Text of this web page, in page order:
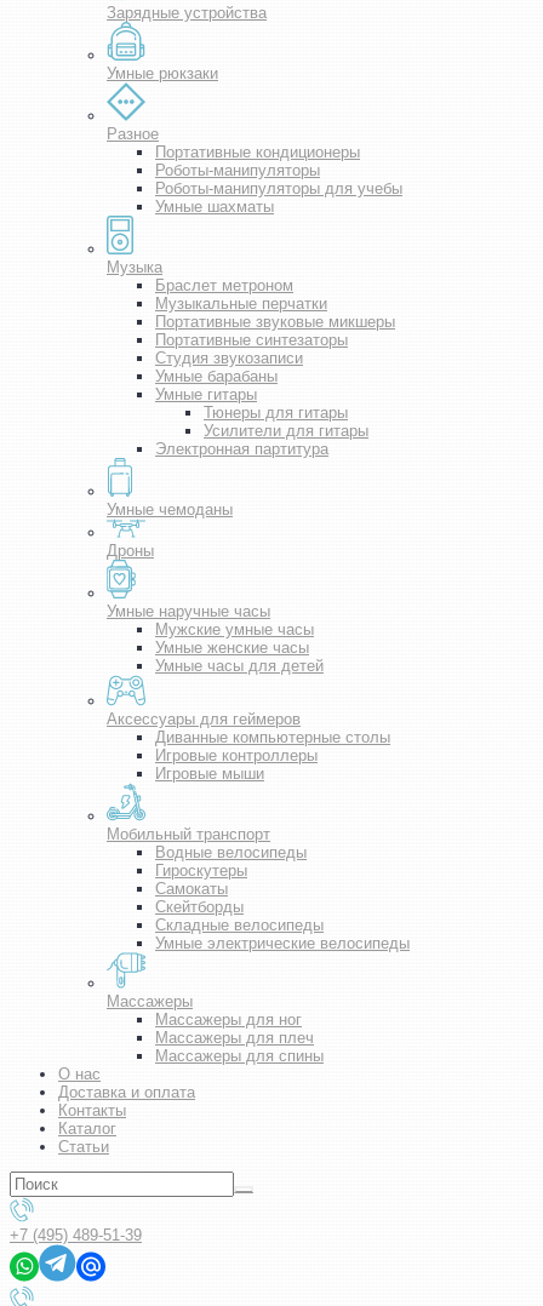
Зарядные устройства
Умные рюкзаки
Разное
Портативные кондиционеры
Роботы-манипуляторы
Роботы-манипуляторы для учебы
Умные шахматы
Музыка
Браслет метроном
Музыкальные перчатки
Портативные звуковые микшеры
Портативные синтезаторы
Студия звукозаписи
Умные барабаны
Умные гитары
Тюнеры для гитары
Усилители для гитары
Электронная партитура
Умные чемоданы
Дроны
Умные наручные часы
Мужские умные часы
Умные женские часы
Умные часы для детей
Аксессуары для геймеров
Диванные компьютерные столы
Игровые контроллеры
Игровые мыши
Мобильный транспорт
Водные велосипеды
Гироскутеры
Самокаты
Скейтборды
Складные велосипеды
Умные электрические велосипеды
Массажеры
Массажеры для ног
Массажеры для плеч
Массажеры для спины
О нас
Доставка и оплата
Контакты
Каталог
Статьи
+7 (495) 489-51-39